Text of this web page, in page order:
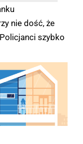
nie dość, że
szybko